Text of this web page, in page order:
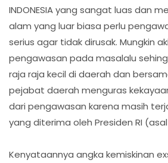
INDONESIA yang sangat luas dan
alam yang luar biasa perlu
serius agar tidak dirusak. Mungkin
pengawasan pada masalalu
raja raja kecil di daerah dan
pejabat daerah menguras
dari pengawasan karena masih
yang diterima oleh Presiden RI
Kenyataannya angka kemiskinan